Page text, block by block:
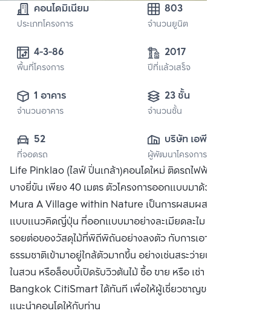
คอนโดมิเนียม
ประเภทโครงการ
803
จำนวนยูนิต
4-3-86
พื้นที่โครงการ
2017
ปีที่แล้วเสร็จ
1 อาคาร
จำนวนอาคาร
23 ชั้น
จำนวนชั้น
52
ที่จอดรถ
บริษัท เอพี เอ็มอี 1
จำกัด
ผู้พัฒนาโครงการ
Life Pinklao (ไลฟ์ ปิ่นเกล้า)คอนโดใหม่ ติดรถไฟฟ้า MRT
บางยี่ขัน เพียง 40 เมตร ตัวโครงการออกแบบมาด้วยแนวคิด
Mura A Village within Nature เป็นการผสมผสานระหว่างรูป
แบบแนวคิดญี่ปุ่น ที่ออกแบบมาอย่างละเมียดละไม อย่างการเข้า
รอยต่อของวัสดุไม้ที่พิถีพิถันอย่างลงตัว กับการเอาความเป็น
ธรรมชาติเข้ามาอยู่ใกล้ตัวมากขึ้น อย่างเช่นสระว่ายน้ำบรรยากาศ
ในสวน หรือล็อบบี้เปิดรับวิวต้นไม้ ซื้อ ขาย หรือ เช่า ติดต่อหาเรา
Bangkok CitiSmart ได้ทันที เพื่อให้ผู้เชี่ยวชาญของเราได้
แนะนำคอนโดให้กับท่าน